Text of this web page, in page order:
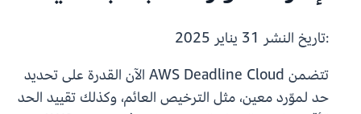
:تاريخ النشر
تتضمن AWS Deadline Cloud الآن القدرة على تحديد
حد لموّرد معين، مثل الترخيص العائم، وكذلك تقييد الحد